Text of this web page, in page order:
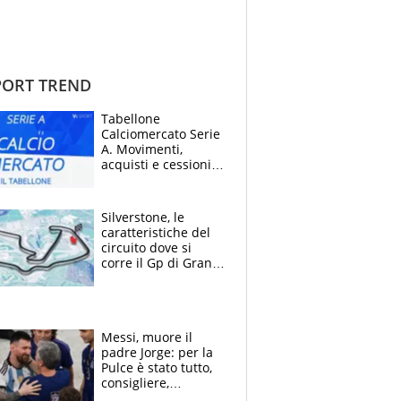
TREND
Tabellone
Calciomercato Serie
A. Movimenti,
acquisti e cessioni:
Silverstone, le
caratteristiche del
circuito dove si
corre il Gp di Gran
Messi, muore il
padre Jorge: per la
Pulce è stato tutto,
consigliere,